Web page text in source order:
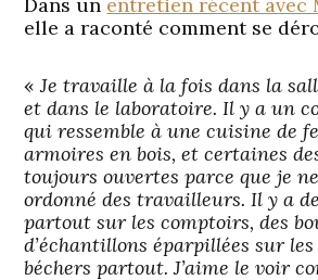
Dans un entretien récent avec
elle a raconté comment se
«Je travaille à la fois dans la
et dans le laboratoire. Il y a un
qui ressemble à une cuisine de
armoires en bois, et certaines
toujours ouvertes parce que je
ordonné des travailleurs. Il y a
partout sur les comptoirs, des
d’échantillons éparpillées sur les
béchers partout. J’aime le voir